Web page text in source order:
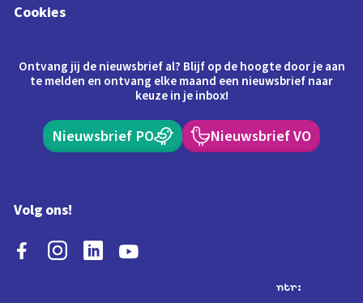
Cookies
Ontvang jij de nieuwsbrief al? Blijf op de hoogte door je aan
te melden en ontvang elke maand een nieuwsbrief naar
keuze in je inbox!
Nieuwsbrief PO Nieuwsbrief VO
Volg ons!